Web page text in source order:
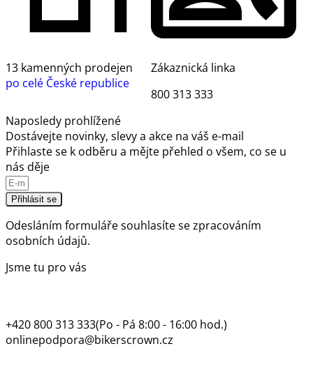
13 kamenných prodejen
po celé České republice
Zákaznická linka
800 313 333
Naposledy prohlížené
Dostávejte novinky, slevy a akce na váš e-mail
Přihlaste se k odběru a mějte přehled o všem, co se u
nás děje
Přihlásit se
Odesláním formuláře souhlasíte sezpracováním
osobních údajů.
Jsme tu pro vás
+420 800 313 333(Po - Pá 8:00 - 16:00 hod.)
onlinepodpora@bikerscrown.cz